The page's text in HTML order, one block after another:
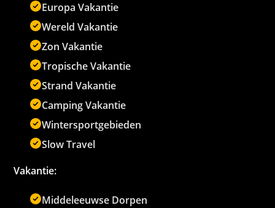
Europa Vakantie
Wereld Vakantie
Zon Vakantie
Tropische Vakantie
Strand Vakantie
Camping Vakantie
Wintersportgebieden
Slow Travel
Vakantie:
Middeleeuwse Dorpen